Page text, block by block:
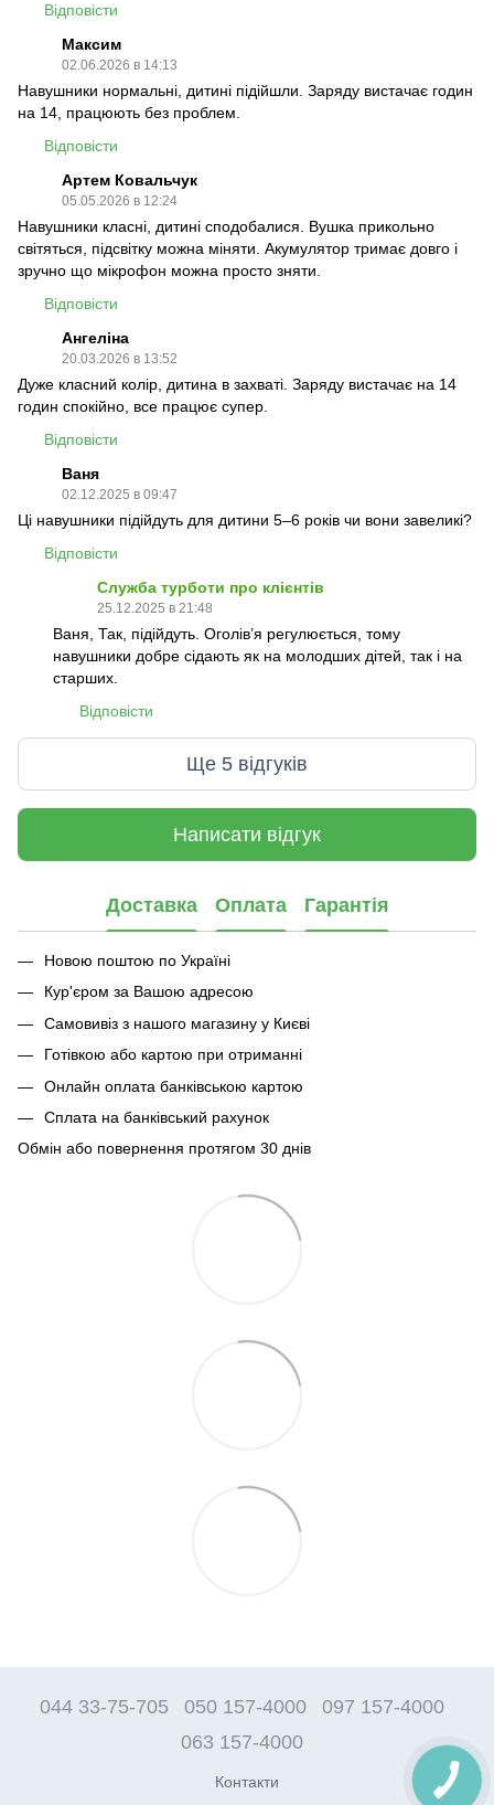
Відповісти
Максим
02.06.2026 в 14:13
Навушники нормальні, дитині підійшли. Заряду вистачає годин
на 14, працюють без проблем.
Відповісти
Артем Ковальчук
05.05.2026 в 12:24
Навушники класні, дитині сподобалися. Вушка прикольно
світяться, підсвітку можна міняти. Акумулятор тримає довго і
зручно що мікрофон можна просто зняти.
Відповісти
Ангеліна
20.03.2026 в 13:52
Дуже класний колір, дитина в захваті. Заряду вистачає на 14
годин спокійно, все працює супер.
Відповісти
Ваня
02.12.2025 в 09:47
Ці навушники підійдуть для дитини 5–6 років чи вони завеликі?
Відповісти
Служба турботи про клієнтів
25.12.2025 в 21:48
Ваня, Так, підійдуть. Оголів’я регулюється, тому
навушники добре сідають як на молодших дітей, так і на
старших.
Відповісти
Ще 5 відгуків
Написати відгук
Доставка Оплата Гарантія
Новою поштою по Україні
Кур'єром за Вашою адресою
Самовивіз з нашого магазину у Києві
Готівкою або картою при отриманні
Онлайн оплата банківською картою
Сплата на банківський рахунок
Обмін або повернення протягом 30 днів
044 33-75-705 050 157-4000
097 157-4000
063 157-4000
Контакти